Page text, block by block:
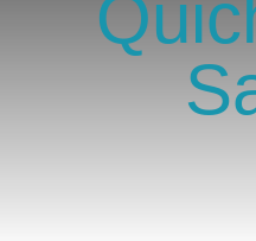
GlücksMond Atelier
Meine Lieblingsblogs